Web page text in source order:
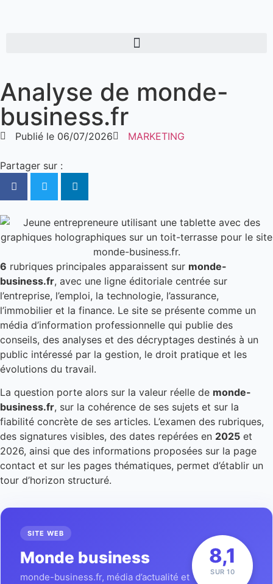
Analyse de monde-
business.fr
Publié le 06/07/2026 MARKETING
Partager sur :
6 rubriques principales apparaissent sur monde-
business.fr, avec une ligne éditoriale centrée sur
l’entreprise, l’emploi, la technologie, l’assurance,
l’immobilier et la finance. Le site se présente comme un
média d’information professionnelle qui publie des
conseils, des analyses et des décryptages destinés à un
public intéressé par la gestion, le droit pratique et les
évolutions du travail.
La question porte alors sur la valeur réelle de monde-
business.fr, sur la cohérence de ses sujets et sur la
fiabilité concrète de ses articles. L’examen des rubriques,
des signatures visibles, des dates repérées en 2025 et
2026, ainsi que des informations proposées sur la page
contact et sur les pages thématiques, permet d’établir un
tour d’horizon structuré.
SITE WEB
Monde business
monde-business.fr, média d’actualité et
8,1
SUR 10